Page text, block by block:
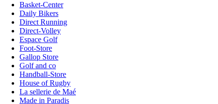
Basket-Center
Daily Bikers
Direct Running
Direct-Volley
Espace Golf
Foot-Store
Gallop Store
Golf and co
Handball-Store
House of Rugby
La sellerie de Maé
Made in Paradis